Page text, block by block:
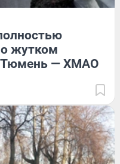
жутком
Тюмень — ХМАО